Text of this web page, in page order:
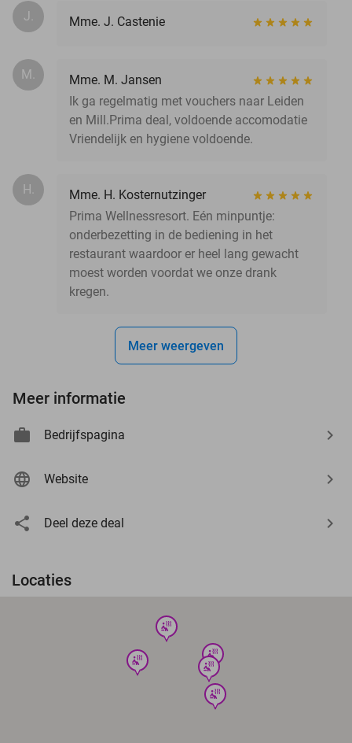
J. Mme. J. Castenie
M.
Mme. M. Jansen
Ik ga regelmatig met vouchers naar Leiden
en Mill.Prima deal, voldoende accomodatie
Vriendelijk en hygiene voldoende.
H.
Mme. H. Kosternutzinger
Prima Wellnessresort. Eén minpuntje:
onderbezetting in de bediening in het
restaurant waardoor er heel lang gewacht
moest worden voordat we onze drank
kregen.
Meer weergeven
Meer informatie
Bedrijfspagina
Website
Deel deze deal
Locaties
wellness
wellness
wellness
wellness
wellness